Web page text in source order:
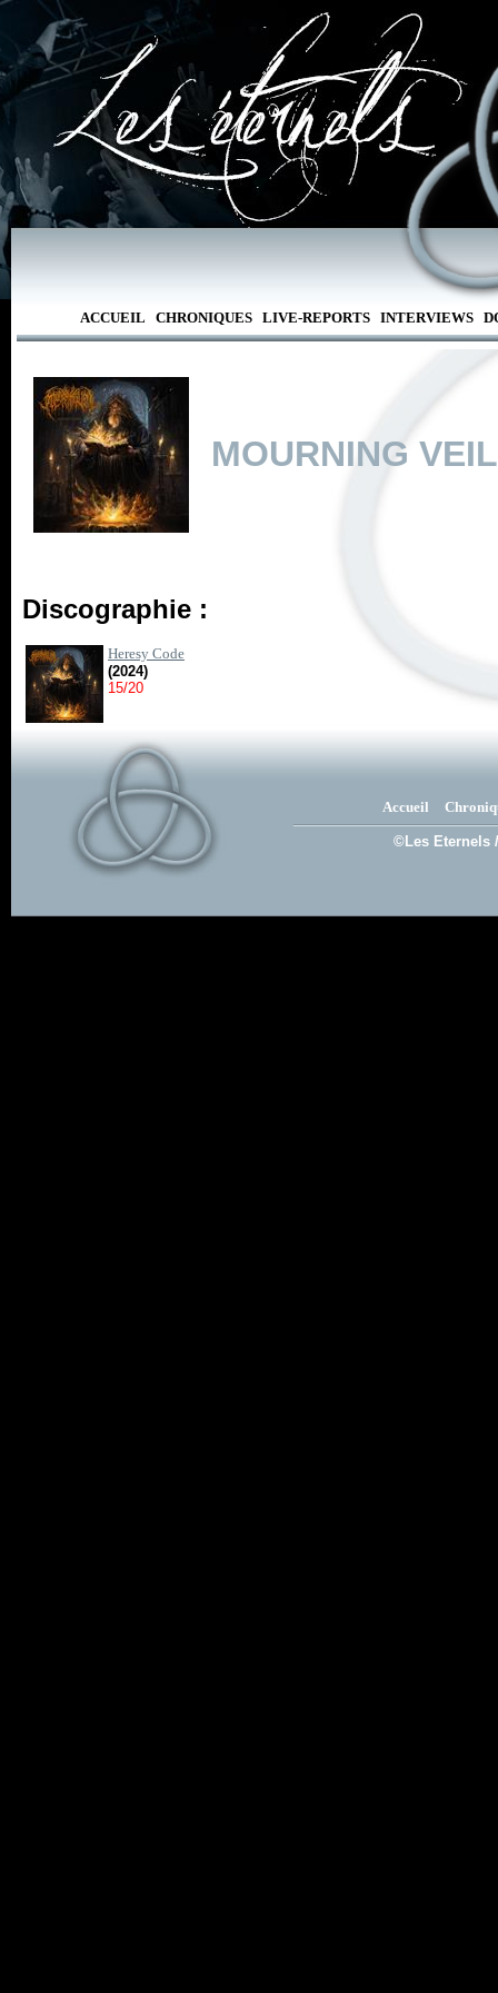
ACCUEIL CHRONIQUES LIVE-REPORTS INTERVIEWS
MOURNING VEIL
Discographie :
Heresy Code
(2024)
15/20
Accueil
©Les Eternels